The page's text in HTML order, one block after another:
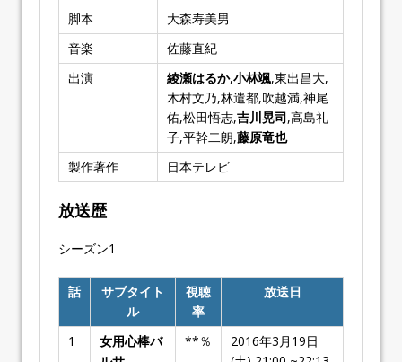
脚本
大森寿美男
音楽
佐藤直紀
出演
綾瀬はるか,小林颯,東出昌大,
木村文乃,林遣都,吹越満,神尾
佑,松田悟志,吉川晃司,高島礼
子,平幹二朗,藤原竜也
製作著作
日本テレビ
放送歴
シーズン1
話
サブタイト
ル
視聴
率
放送日
1
女用心棒バ
**％
2016年3月19日